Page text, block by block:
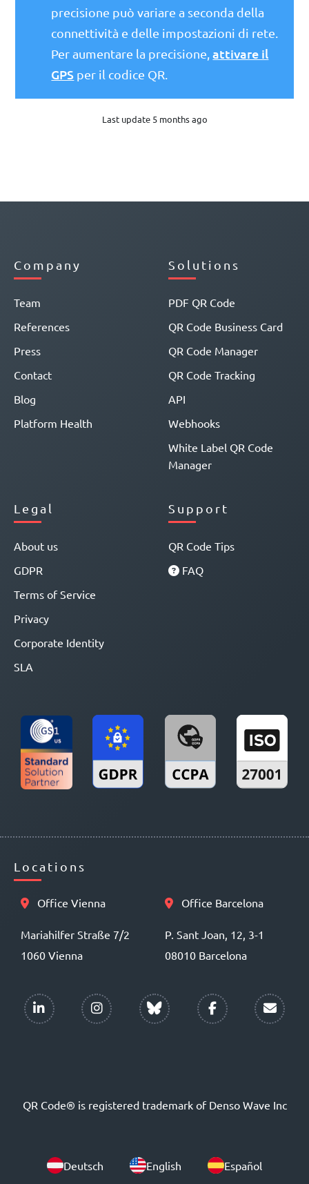
precisione può variare a seconda della
connettività e delle impostazioni di rete.
Per aumentare la precisione,attivare il
GPS per il codice QR.
Last update 5 months ago
Company
Team
References
Press
Contact
Blog
Platform Health
Solutions
PDF QR Code
QR Code Business Card
QR Code Manager
QR Code Tracking
API
Webhooks
White Label QR Code
Manager
Legal
About us
GDPR
Terms of Service
Privacy
Corporate Identity
SLA
Support
QR Code Tips
FAQ
Locations
Office Vienna
Mariahilfer Straße 7/2
1060 Vienna
Office Barcelona
P. Sant Joan, 12, 3-1
08010 Barcelona
QR Code® is registered trademark of Denso Wave Inc
Deutsch English Español